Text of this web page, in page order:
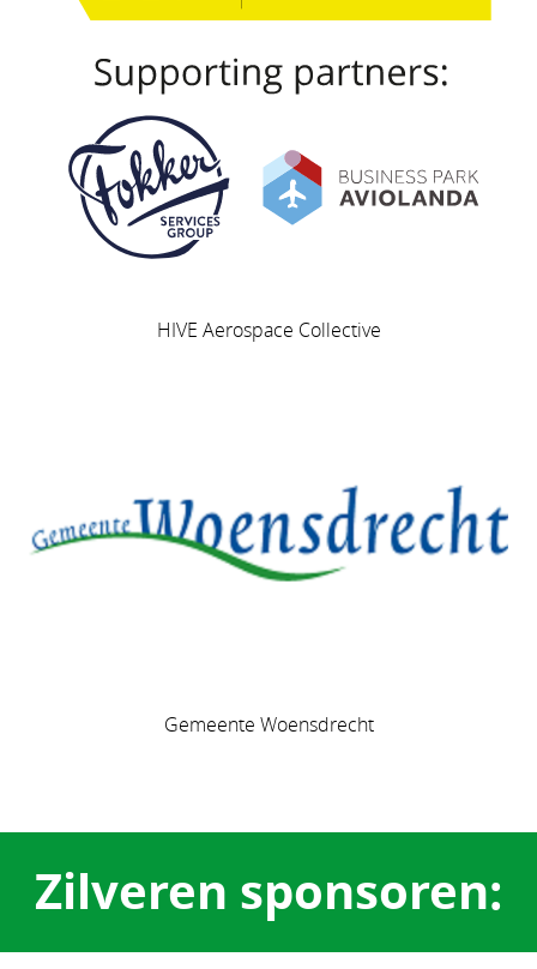
HIVE Aerospace Collective
Gemeente Woensdrecht
Zilveren sponsoren: